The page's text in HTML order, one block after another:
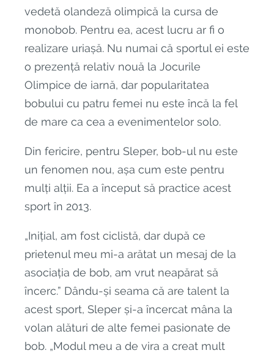
vedetă olandeză olimpică la cursa de
monobob. Pentru ea, acest lucru ar fi o
realizare uriașă. Nu numai că sportul ei este
o prezență relativ nouă la Jocurile
Olimpice de iarnă, dar popularitatea
bobului cu patru femei nu este încă la fel
de mare ca cea a evenimentelor solo.
Din fericire, pentru Sleper, bob-ul nu este
un fenomen nou, așa cum este pentru
mulți alții. Ea a început să practice acest
sport în 2013.
„Inițial, am fost ciclistă, dar după ce
prietenul meu mi-a arătat un mesaj de la
asociația de bob, am vrut neapărat să
încerc.” Dându-și seama că are talent la
acest sport, Sleper și-a încercat mâna la
volan alături de alte femei pasionate de
bob. „Modul meu a de vira a creat mult